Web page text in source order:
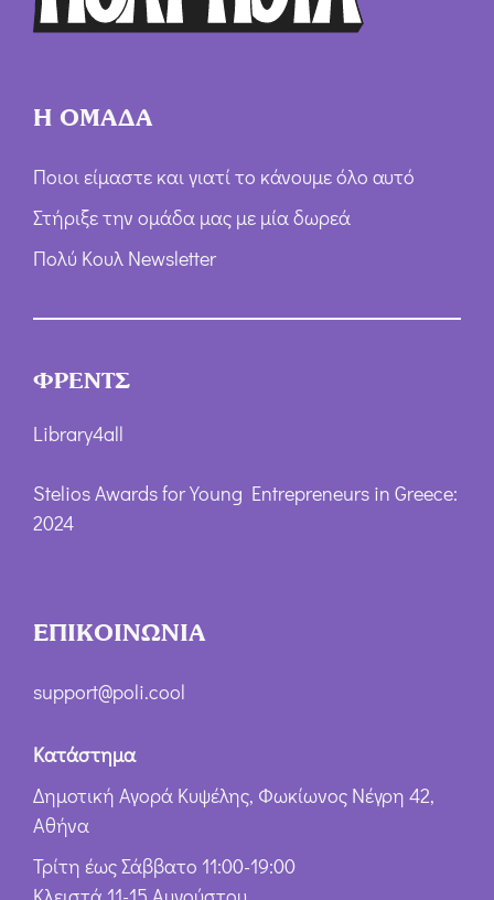
Η ΟΜΑΔΑ
Ποιοι είμαστε και γιατί το κάνουμε όλο αυτό
Στήριξε την ομάδα μας με μία δωρεά
Πολύ Κουλ Newsletter
ΦΡΕΝΤΣ
Library4all
Stelios Awards for Young Entrepreneurs in Greece:
2024
ΕΠΙΚΟΙΝΩΝΙΑ
support@poli.cool
Κατάστημα
Δημοτική Αγορά Κυψέλης, Φωκίωνος Νέγρη 42,
Αθήνα
Τρίτη έως Σάββατο 11:00-19:00